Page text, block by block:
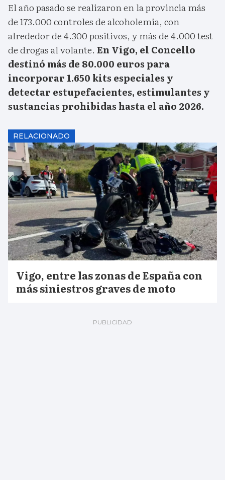
El año pasado se realizaron en la provincia más
de 173.000 controles de alcoholemia, con
alrededor de 4.300 positivos, y más de 4.000 test
de drogas al volante. En Vigo, el Concello
destinó más de 80.000 euros para
incorporar 1.650 kits especiales y
detectar estupefacientes, estimulantes y
sustancias prohibidas hasta el año 2026.
RELACIONADO
Vigo, entre las zonas de España con
más siniestros graves de moto